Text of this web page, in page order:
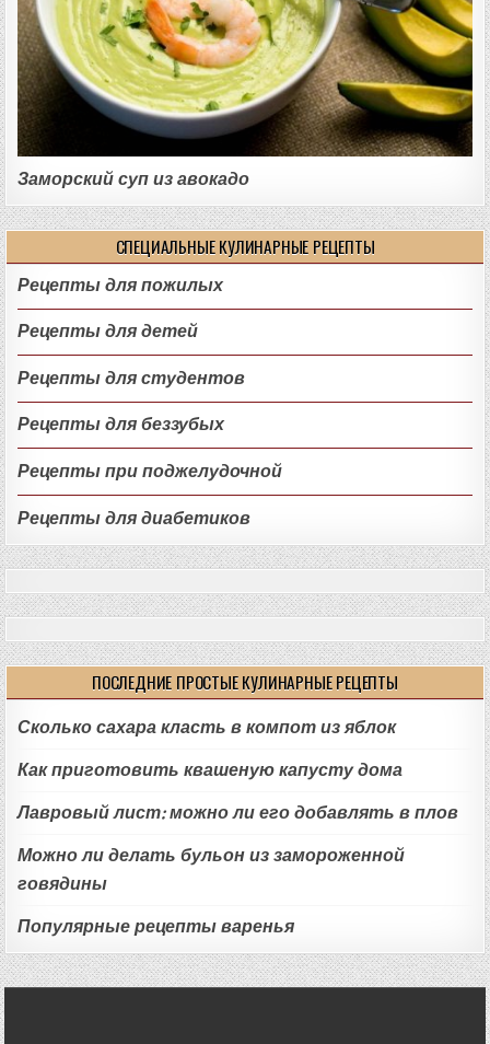
Заморский суп из авокадо
СПЕЦИАЛЬНЫЕ КУЛИНАРНЫЕ РЕЦЕПТЫ
Рецепты для пожилых
Рецепты для детей
Рецепты для студентов
Рецепты для беззубых
Рецепты при поджелудочной
Рецепты для диабетиков
ПОСЛЕДНИЕ ПРОСТЫЕ КУЛИНАРНЫЕ РЕЦЕПТЫ
Сколько сахара класть в компот из яблок
Как приготовить квашеную капусту дома
Лавровый лист: можно ли его добавлять в плов
Можно ли делать бульон из замороженной
говядины
Популярные рецепты варенья